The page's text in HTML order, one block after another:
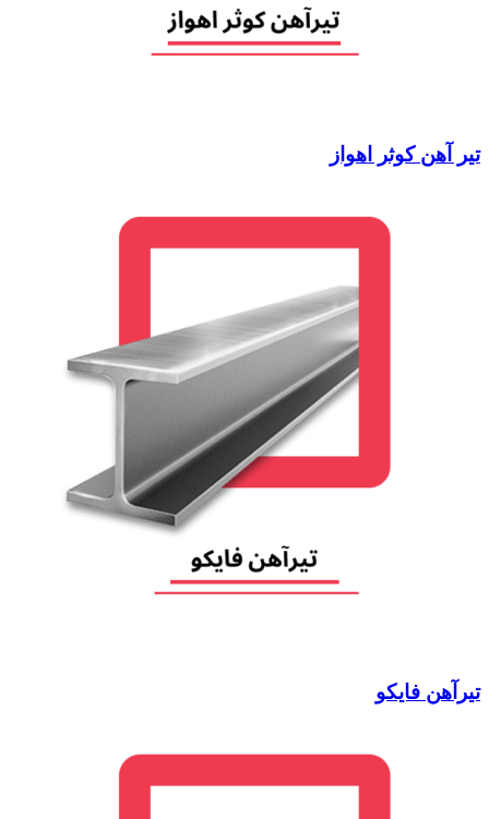
تیر آهن کوثر اهواز
تیرآهن فایکو